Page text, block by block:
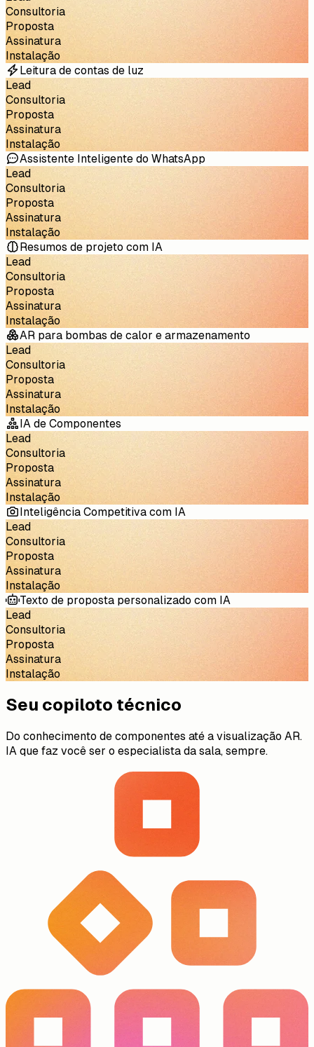
Consultoria
Proposta
Assinatura
Instalação
Leitura de contas de luz
Lead
Consultoria
Proposta
Assinatura
Instalação
Assistente Inteligente do WhatsApp
Lead
Consultoria
Proposta
Assinatura
Instalação
Resumos de projeto com IA
Lead
Consultoria
Proposta
Assinatura
Instalação
AR para bombas de calor e armazenamento
Lead
Consultoria
Proposta
Assinatura
Instalação
IA de Componentes
Lead
Consultoria
Proposta
Assinatura
Instalação
Inteligência Competitiva com IA
Lead
Consultoria
Proposta
Assinatura
Instalação
Texto de proposta personalizado com IA
Lead
Consultoria
Proposta
Assinatura
Instalação
Seu copiloto técnico
Do conhecimento de componentes até a visualização AR.
IA que faz você ser o especialista da sala, sempre.